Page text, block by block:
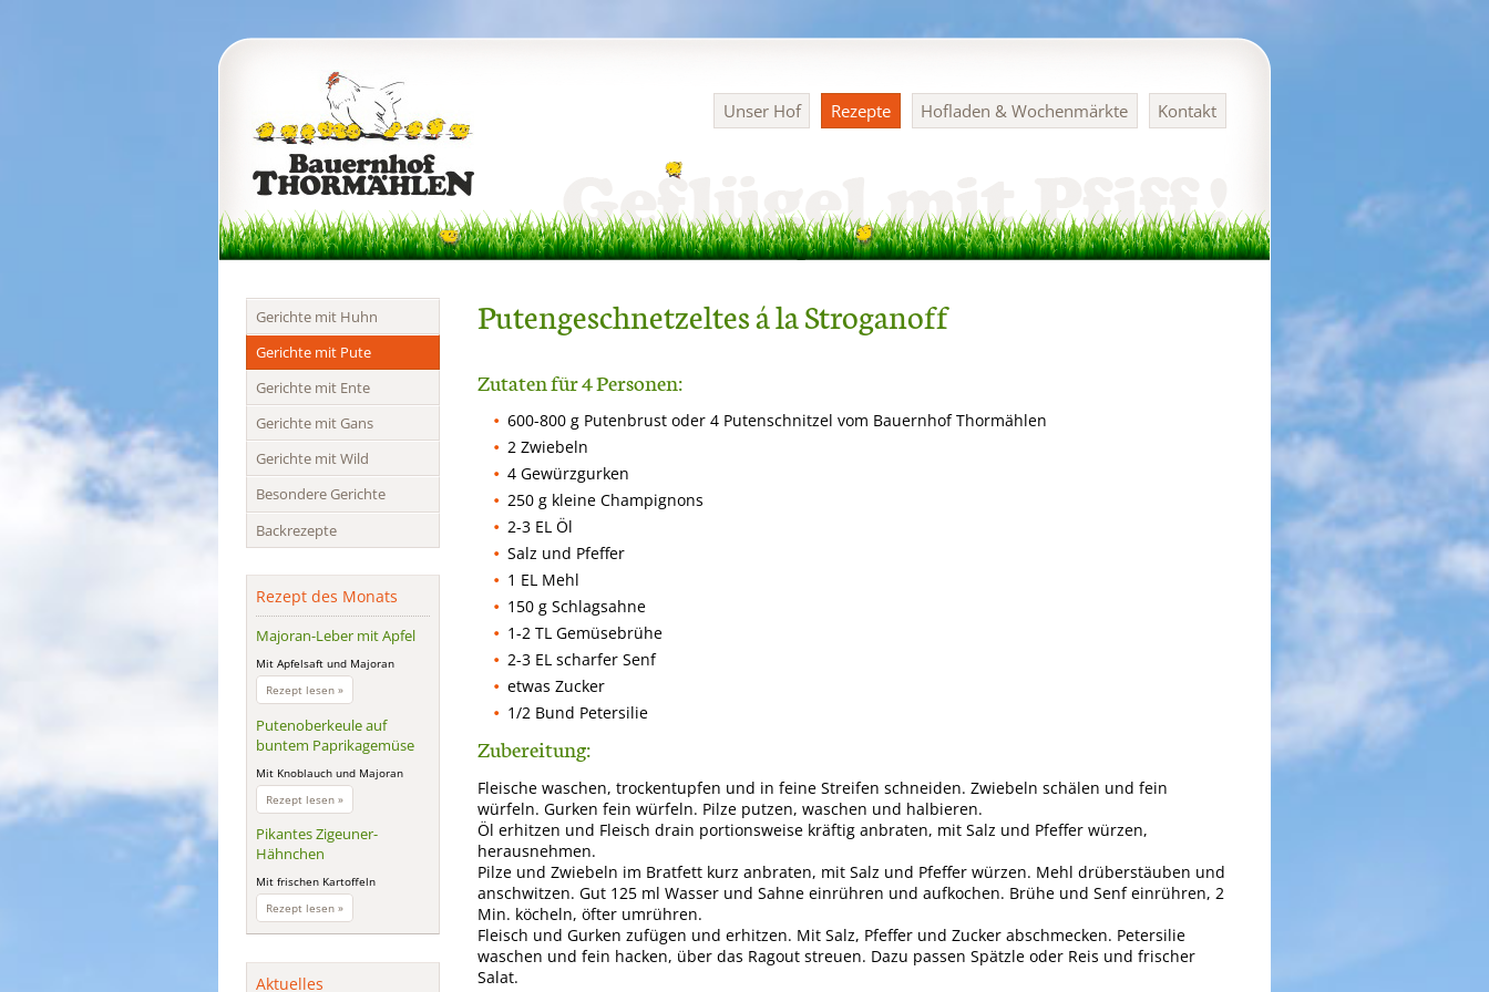
Navigation
überspringen
Unser Hof Rezepte Hofladen & Wochenmärkte Kontakt
Putengeschnetzeltes á la Stroganoff
Zutaten für 4 Personen:
600-800 g Putenbrust oder 4 Putenschnitzel vom Bauernhof Thormählen
2 Zwiebeln
4 Gewürzgurken
250 g kleine Champignons
2-3 EL Öl
Salz und Pfeffer
1 EL Mehl
150 g Schlagsahne
1-2 TL Gemüsebrühe
2-3 EL scharfer Senf
etwas Zucker
1/2 Bund Petersilie
Zubereitung:
Fleische waschen, trockentupfen und in feine Streifen schneiden. Zwiebeln schälen und fein
würfeln. Gurken fein würfeln. Pilze putzen, waschen und halbieren.
Öl erhitzen und Fleisch drain portionsweise kräftig anbraten, mit Salz und Pfeffer würzen,
herausnehmen.
Pilze und Zwiebeln im Bratfett kurz anbraten, mit Salz und Pfeffer würzen. Mehl drüberstäuben und
anschwitzen. Gut 125 ml Wasser und Sahne einrühren und aufkochen. Brühe und Senf einrühren, 2
Min. köcheln, öfter umrühren.
Fleisch und Gurken zufügen und erhitzen. Mit Salz, Pfeffer und Zucker abschmecken. Petersilie
waschen und fein hacken, über das Ragout streuen. Dazu passen Spätzle oder Reis und frischer
Salat.
Navigation
überspringen
Gerichte mit Huhn
Gerichte mit Pute
Gerichte mit Ente
Gerichte mit Gans
Gerichte mit Wild
Besondere Gerichte
Backrezepte
Rezept des Monats
Majoran-Leber mit Apfel
Mit Apfelsaft und Majoran
Rezept lesen »Majoran-
Leber
mit
Apfel
Putenoberkeule auf
buntem Paprikagemüse
Mit Knoblauch und Majoran
Rezept lesen »Putenoberkeule
auf
Paprikagemüse
Pikantes Zigeuner-
Hähnchen
Mit frischen Kartoffeln
Rezept lesen »Pikantes
Zigeuner-
Hähnchen
Aktuelles